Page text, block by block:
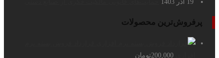
19 آذر 1403
پرفروش‌ترین محصولات
200,000تومان